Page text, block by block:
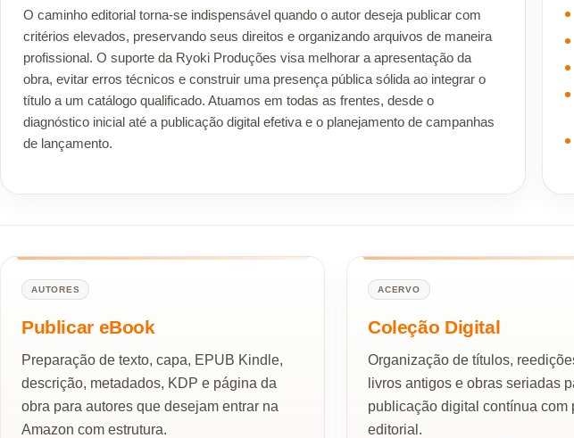
O caminho editorial torna-se indispensável quando o autor deseja publicar com
critérios elevados, preservando seus direitos e organizando arquivos de maneira
profissional. O suporte da Ryoki Produções visa melhorar a apresentação da
obra, evitar erros técnicos e construir uma presença pública sólida ao integrar o
título a um catálogo qualificado. Atuamos em todas as frentes, desde o
diagnóstico inicial até a publicação digital efetiva e o planejamento de campanhas
de lançamento.
AUTORES
Publicar eBook
Preparação de texto, capa, EPUB Kindle,
descrição, metadados, KDP e página da
obra para autores que desejam entrar na
Amazon com estrutura.
ACERVO
Coleção Digital
Organização de títulos,
livros antigos e obras seriadas
publicação digital contínua com
editorial.